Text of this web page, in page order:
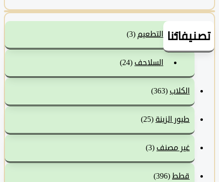
التطعيم(3)
السلاحف(24)
الكلاب(363)
طيور الزينة (25)
غير مصنف(3)
قطط (396)